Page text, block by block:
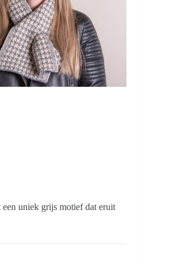
uniek grijs motief dat eruit